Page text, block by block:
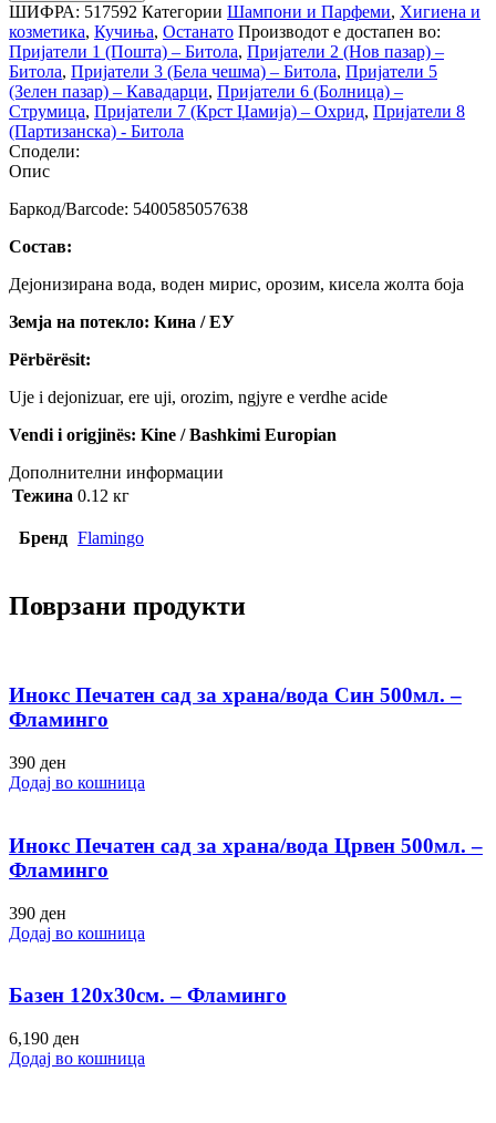
ШИФРА: 517592 Категории Шампони и Парфеми, Хигиена и
козметика, Кучиња, Останато Производот е достапен во:
Пријатели 1 (Пошта) – Битола, Пријатели 2 (Нов пазар) –
Битола, Пријатели 3 (Бела чешма) – Битола, Пријатели 5
(Зелен пазар) – Кавадарци, Пријатели 6 (Болница) –
Струмица, Пријатели 7 (Крст Џамија) – Охрид, Пријатели 8
(Партизанска) - Битола
Сподели:
Опис
Баркод/Barcode: 5400585057638
Состав:
Дејонизирана вода, воден мирис, орозим, кисела жолта боја
Земја на потекло: Кина / ЕУ
Përbërësit:
Uje i dejonizuar, ere uji, orozim, ngjyre e verdhe acide
Vendi i origjinës: Kine / Bashkimi Europian
Дополнителни информации
Тежина 0.12 кг
Бренд Flamingo
Поврзани продукти
Инокс Печатен сад за храна/вода Син 500мл. –
Фламинго
390 ден
Додај во кошница
Инокс Печатен сад за храна/вода Црвен 500мл. –
Фламинго
390 ден
Додај во кошница
Базен 120х30см. – Фламинго
6,190 ден
Додај во кошница